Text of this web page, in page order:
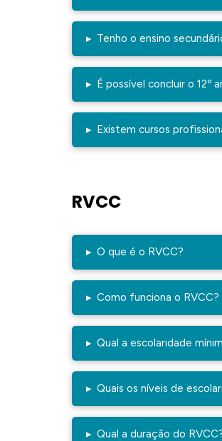
▸ Tenho o ensino
▸ É possível concluir o 12º
▸ Existem cursos
RVCC
▸ O que é o RVCC?
▸ Como funciona o RVCC?
▸ Qual a escolaridade
▸ Quais os níveis de
▸ Qual a duração do